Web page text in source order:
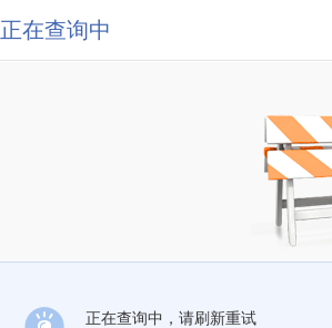
正在查询中
正在查询中，请刷新重试